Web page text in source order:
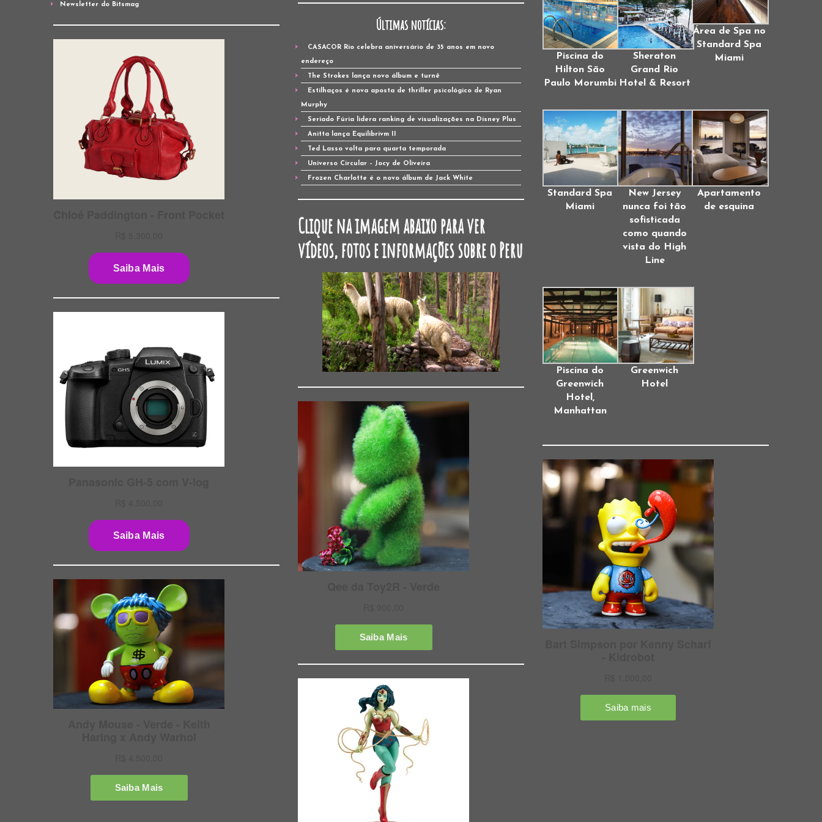
Newsletter do Bitsmag
Últimas notícias:
CASACOR Rio celebra aniversário de 35 anos em novo
endereço
The Strokes lança novo álbum e turnê
Estilhaços é nova aposta de thriller psicológico de Ryan
Murphy
Seriado Fúria lidera ranking de visualizações na Disney Plus
Anitta lança Equilibrivm II
Ted Lasso volta para quarta temporada
Universo Circular – Jocy de Oliveira
Frozen Charlotte é o novo álbum de Jack White
Clique na imagem abaixo para ver
vídeos, fotos e informações sobre o Peru
Piscina do
Hilton São
Paulo Morumbi
Sheraton
Grand Rio
Hotel & Resort
Área de Spa no
Standard Spa
Miami
Standard Spa
Miami
New Jersey
nunca foi tão
sofisticada
como quando
vista do High
Line
Apartamento
de esquina
Piscina do
Greenwich
Hotel,
Manhattan
Greenwich
Hotel